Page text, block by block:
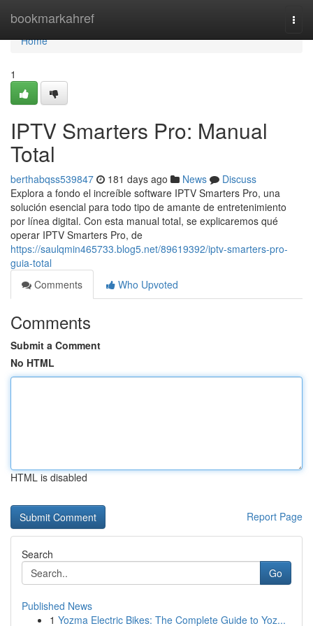
bookmarkahref
Home
Home
1
IPTV Smarters Pro: Manual
Total
berthabqss539847 181 days ago News
Discuss
Explora a fondo el increíble software IPTV Smarters Pro, una
solución esencial para todo tipo de amante de entretenimiento
por línea digital. Con esta manual total, se explicaremos qué
operar IPTV Smarters Pro, de
https://saulqmin465733.blog5.net/89619392/iptv-smarters-pro-
guia-total
Comments
Who Upvoted
Comments
Submit a Comment
No HTML
HTML is disabled
Report Page
Search
Go
Published News
1 Yozma Electric Bikes: The Complete Guide to Yoz...